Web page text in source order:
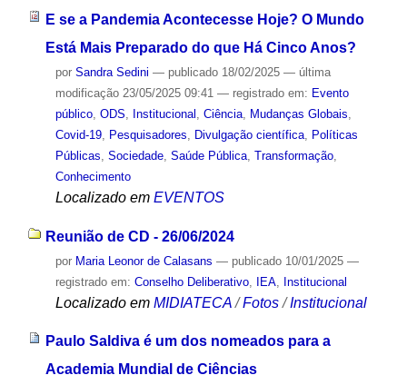
E se a Pandemia Acontecesse Hoje? O Mundo
Está Mais Preparado do que Há Cinco Anos?
por Sandra Sedini — publicado18/02/2025 — última
modificação23/05/2025 09:41 — registrado em: Evento
público, ODS, Institucional , Ciência, Mudanças Globais,
Covid-19, Pesquisadores, Divulgação científica, Políticas
Públicas, Sociedade, Saúde Pública, Transformação,
Conhecimento
Localizado em EVENTOS
Reunião de CD - 26/06/2024
por Maria Leonor de Calasans — publicado10/01/2025 —
registrado em: Conselho Deliberativo, IEA, Institucional
Localizado em MIDIATECA /Fotos /Institucional
Paulo Saldiva é um dos nomeados para a
Academia Mundial de Ciências